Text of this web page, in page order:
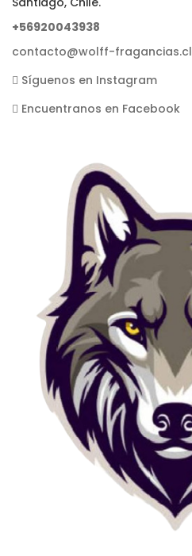
+56920043938
contacto@wolff-fragancias.cl
Síguenos en Instagram
Encuentranos en Facebook